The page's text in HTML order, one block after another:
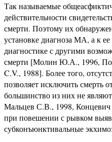
Так называемые
действительности
смерти. Поэтому их
установке диагноза МА, а к
диагностике с другими
смерти [Молин Ю.А., 1996,
C.V., 1988]. Более того,
позволяет исключить смерть
большинство из них не
Мальцев С.В., 1998,
при повешении с рывком
субконъюнкти­вальные